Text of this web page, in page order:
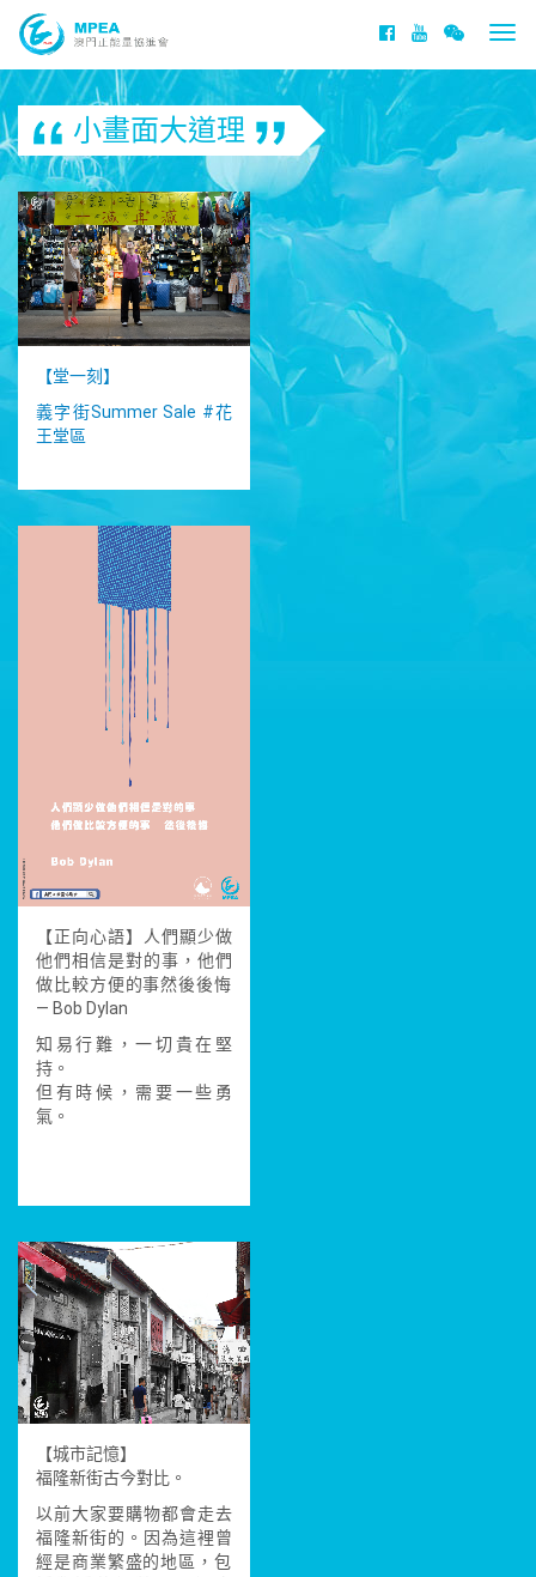
小畫面大道理
【堂一刻】
義字街Summer Sale ‪#‎花
王堂區
【正向心語】人們顯少做
他們相信是對的事，他們
做比較方便的事然後後悔
— Bob Dylan
知易行難，一切貴在堅
持。
但有時候，需要一些勇
氣。
【城市記憶】
福隆新街古今對比。
以前大家要購物都會走去
福隆新街的。因為這裡曾
經是商業繁盛的地區，包